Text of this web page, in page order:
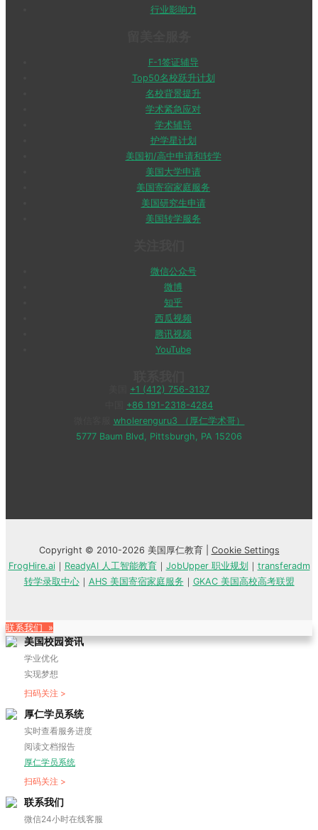
行业影响力
F-1签证辅导
Top50名校跃升计划
名校背景提升
学术紧急应对
学术辅导
护学星计划
美国初/高中申请和转学
美国大学申请
美国寄宿家庭服务
美国研究生申请
美国转学服务
微信公众号
微博
知乎
西瓜视频
腾讯视频
YouTube
+1 (412) 756-3137
+86 191-2318-4284
wholerenguru3 （厚仁学术哥）
5777 Baum Blvd, Pittsburgh, PA 15206
Copyright © 2010-2026 美国厚仁教育 | Cookie Settings
FrogHire.ai｜ ReadyAI 人工智能教育｜ JobUpper 职业规划 ｜ transferadm
转学录取中心｜ AHS 美国寄宿家庭服务 ｜ GKAC 美国高校高考联盟
联系我们 »
美国校园资讯
学业优化
实现梦想
扫码关注 >
厚仁学员系统
实时查看服务进度
阅读文档报告
厚仁学员系统
扫码关注 >
联系我们
微信24小时在线客服